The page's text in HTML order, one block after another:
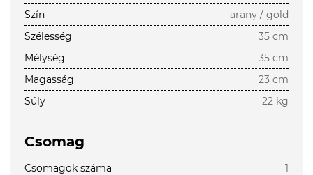
Szín
arany / gold
Szélesség
35 cm
Mélység
35 cm
Magasság
23 cm
Súly
22 kg
Csomag
Csomagok száma
1